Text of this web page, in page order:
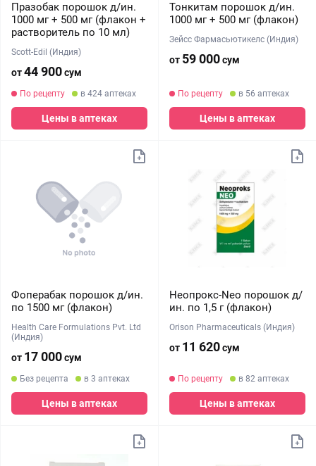
Празобак порошок д/ин.
1000 мг + 500 мг (флакон +
растворитель по 10 мл)
Scott-Edil (Индия)
от44 900сум
По рецепту в 424 аптеках
Цены в аптеках
Тонкитам порошок д/ин.
1000 мг + 500 мг (флакон)
Зейсс Фармасьютикелс (Индия)
от 59 000сум
По рецепту в 56 аптеках
Цены в аптеках
Фоперабак порошок д/ин.
по 1500 мг (флакон)
Health Care Formulations Pvt. Ltd
(Индия)
от 17 000сум
Без рецепта в 3 аптеках
Цены в аптеках
Неопрокс-Neo порошок д/
ин. по 1,5 г (флакон)
Orison Pharmaceuticals (Индия)
от 11 620сум
По рецепту в 82 аптеках
Цены в аптеках